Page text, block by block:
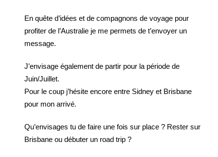
En quête d’idées et de compagnons de voyage pour
profiter de l’Australie je me permets de t’envoyer un
message.
J’envisage également de partir pour la période de
Juin/Juillet.
Pour le coup j’hésite encore entre Sidney et Brisbane
pour mon arrivé.
Qu’envisages tu de faire une fois sur place ? Rester sur
Brisbane ou débuter un road trip ?